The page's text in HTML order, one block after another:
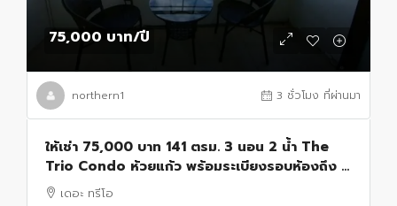
75,000 บาท/ปี
northern1 3 ชั่วโมง ที่ผ่านมา
ให้เช่า 75,000 บาท 141 ตรม. 3 นอน 2 น้ำ The
Trio Condo ห้วยแก้ว พร้อมระเบียงรอบห้องถึง 3
ด้าน สุดพิเศษ วิว 180° เมืองเชียงใหม่–ดอยสุเทพ
เดอะ ทรีโอ